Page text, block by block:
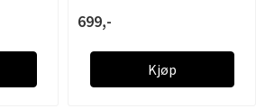
699,-
Kjøp